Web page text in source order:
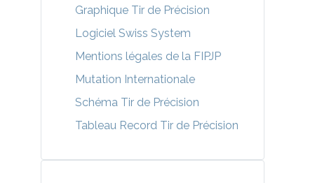
Graphique Tir de Précision
Logiciel Swiss System
Mentions légales de la FIPJP
Mutation Internationale
Schéma Tir de Précision
Tableau Record Tir de Précision